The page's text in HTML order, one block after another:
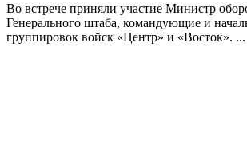
Во встрече приняли участие Министр
Генерального штаба, командующие и
группировок войск «Центр» и «Восток». ...